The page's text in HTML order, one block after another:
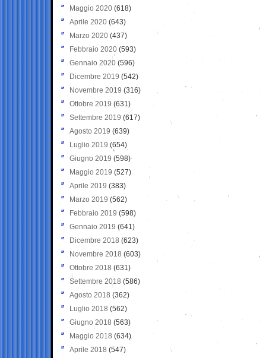
Maggio 2020 (618)
Aprile 2020 (643)
Marzo 2020 (437)
Febbraio 2020 (593)
Gennaio 2020 (596)
Dicembre 2019 (542)
Novembre 2019 (316)
Ottobre 2019 (631)
Settembre 2019 (617)
Agosto 2019 (639)
Luglio 2019 (654)
Giugno 2019 (598)
Maggio 2019 (527)
Aprile 2019 (383)
Marzo 2019 (562)
Febbraio 2019 (598)
Gennaio 2019 (641)
Dicembre 2018 (623)
Novembre 2018 (603)
Ottobre 2018 (631)
Settembre 2018 (586)
Agosto 2018 (362)
Luglio 2018 (562)
Giugno 2018 (563)
Maggio 2018 (634)
Aprile 2018 (547)